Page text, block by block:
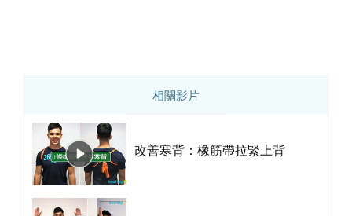
相關影片
改善寒背：橡筋帶拉緊上背